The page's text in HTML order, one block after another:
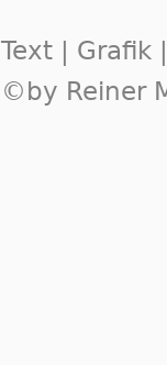
Text | Grafik
©by Reiner